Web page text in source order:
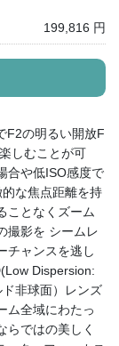
F2の明るい開放F
しむことが可
合や低ISO感度で
な焦点距離を持
ことなくズーム
撮影を シームレ
チャンスを逃し
Dispersion:
非球面）レンズ
ム全域にわたっ
らではの美しく
199,816 円